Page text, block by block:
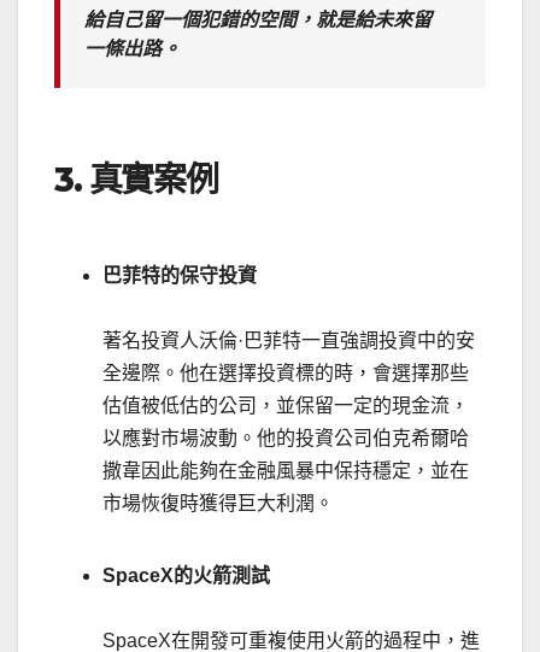
給自己留一個犯錯的空間，就是給未來留
一條出路。
3. 真實案例
巴菲特的保守投資
著名投資人沃倫·巴菲特一直強調投資中的安
全邊際。他在選擇投資標的時，會選擇那些
估值被低估的公司，並保留一定的現金流，
以應對市場波動。他的投資公司伯克希爾哈
撒韋因此能夠在金融風暴中保持穩定，並在
市場恢復時獲得巨大利潤。
SpaceX的火箭測試
SpaceX在開發可重複使用火箭的過程中，進